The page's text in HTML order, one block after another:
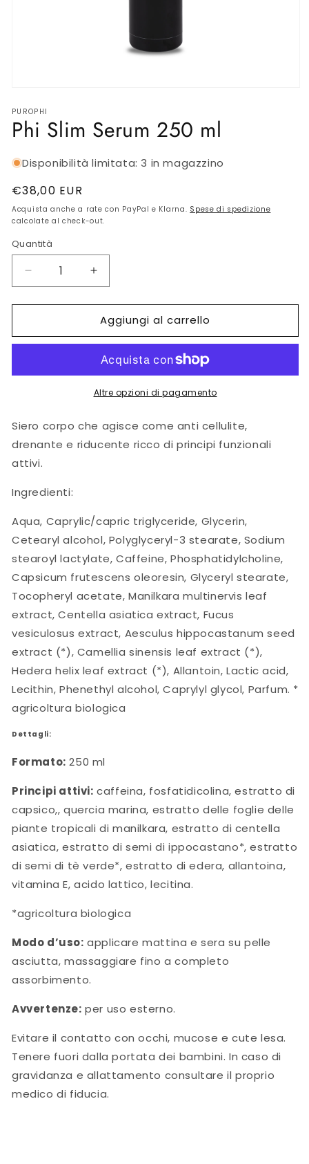
Gift Card
multimediali
1
in
PUROPHI
Phi Slim Serum 250 ml
Disponibilità limitata: 3 in magazzino
Prezzo
di
listino
€38,00 EUR
Acquista anche a rate con PayPal e Klarna. Spese di spedizione
calcolate al check-out.
Quantità
Diminuisci
quantità
per
Slim
ml
Aumenta
quantità
per
Phi
Slim
250
ml
Aggiungi al carrello
Altre opzioni di pagamento
Siero corpo che agisce come anti cellulite,
drenante e riducente ricco di principi funzionali
attivi.
Ingredienti:
Aqua, Caprylic/capric triglyceride, Glycerin,
Cetearyl alcohol, Polyglyceryl-3 stearate, Sodium
stearoyl lactylate, Caffeine, Phosphatidylcholine,
Capsicum frutescens oleoresin, Glyceryl stearate,
Tocopheryl acetate, Manilkara multinervis leaf
extract, Centella asiatica extract, Fucus
vesiculosus extract, Aesculus hippocastanum seed
extract (*), Camellia sinensis leaf extract (*),
Hedera helix leaf extract (*), Allantoin, Lactic acid,
Lecithin, Phenethyl alcohol, Caprylyl glycol, Parfum. *
agricoltura biologica
Dettagli:
Formato: 250 ml
Principi attivi: caffeina, fosfatidicolina, estratto di
capsico,, quercia marina, estratto delle foglie delle
piante tropicali di manilkara, estratto di centella
asiatica, estratto di semi di ippocastano*, estratto
di semi di tè verde*, estratto di edera, allantoina,
vitamina E, acido lattico, lecitina.
*agricoltura biologica
Modo d’uso: applicare mattina e sera su pelle
asciutta, massaggiare fino a completo
assorbimento.
Avvertenze: per uso esterno.
Evitare il contatto con occhi, mucose e cute lesa.
Tenere fuori dalla portata dei bambini. In caso di
gravidanza e allattamento consultare il proprio
medico di fiducia.